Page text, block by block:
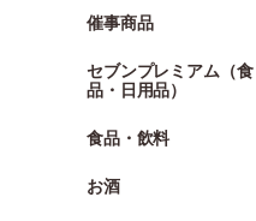
催事商品
セブンプレミアム（食
品・日用品）
食品・飲料
お酒